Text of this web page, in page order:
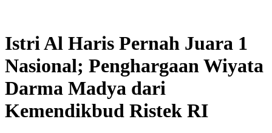
Istri Al Haris Pernah Juara 1
Nasional; Penghargaan Wiyata
Darma Madya dari
Kemendikbud Ristek RI